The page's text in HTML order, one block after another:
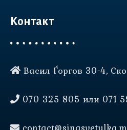
Контакт
Васил Ѓоргов 30-4,
070 325 805 или 071
колачиња